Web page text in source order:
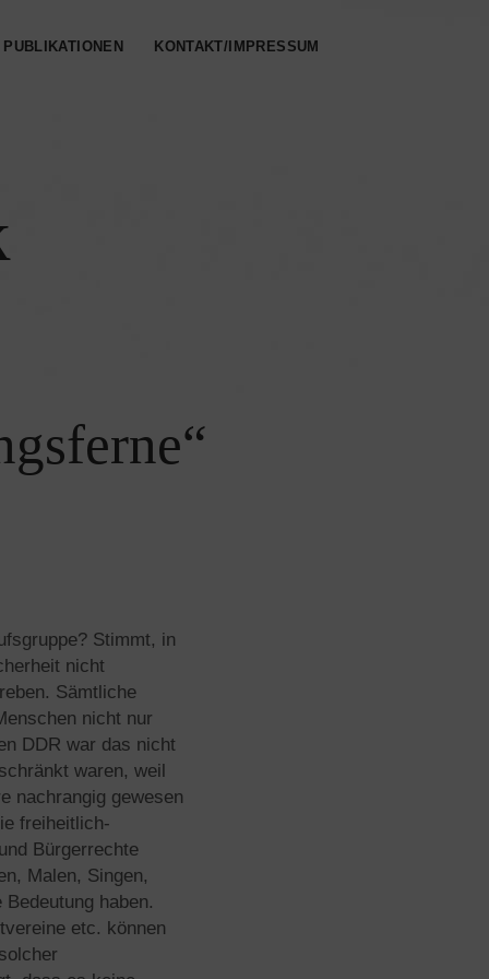
PUBLIKATIONEN KONTAKT/IMPRESSUM
Stimmt, in
nicht
Sämtliche
nicht nur
DDR war das nicht
waren, weil
nachrangig gewesen
freiheitlich-
Bürgerrechte
Malen, Singen,
haben.
etc. können